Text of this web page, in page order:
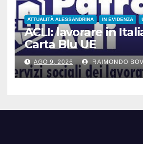
ATTUALITÀ ALESSANDRINA IN EVIDENZA
ACLI: lavorare in
Carta Blu UE
AGO 9, 2026 RAIMONDO